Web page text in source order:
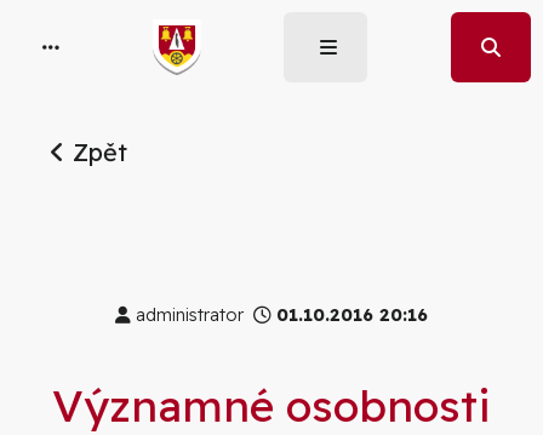
Zpět
administrator 01.10.2016 20:16
Významné osobnosti